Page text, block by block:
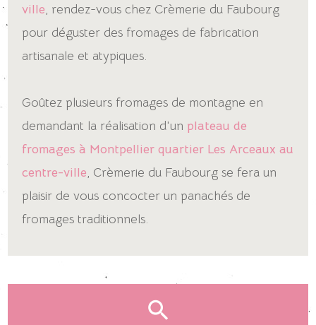
ville, rendez-vous chez Crèmerie du Faubourg
pour déguster des fromages de fabrication
artisanale et atypiques.
Goûtez plusieurs fromages de montagne en
demandant la réalisation d'un plateau de
fromages à Montpellier quartier Les Arceaux au
centre-ville, Crèmerie du Faubourg se fera un
plaisir de vous concocter un panachés de
fromages traditionnels.